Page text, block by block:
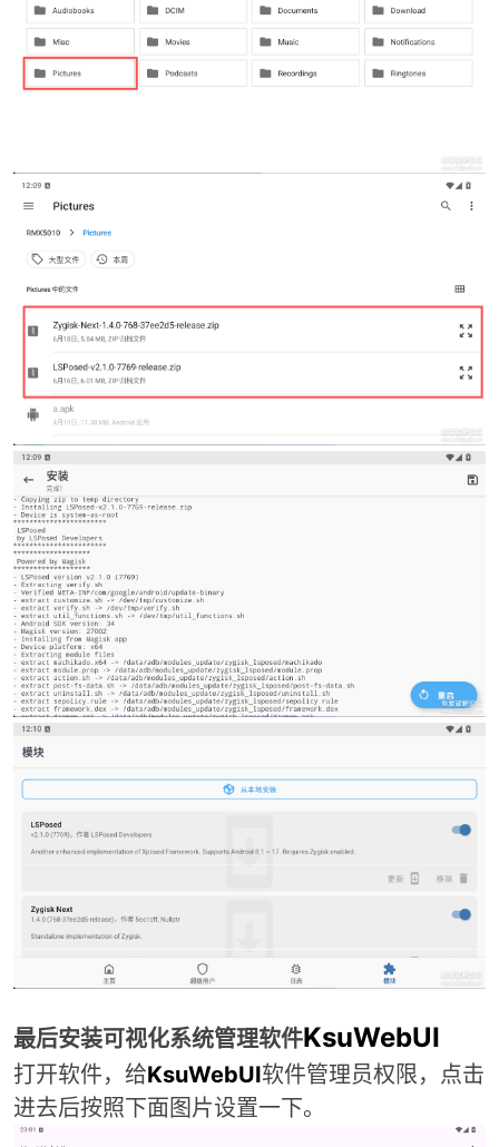
最后安装可视化系统管理软件KsuWebUI
打开软件，给KsuWebUI软件管理员权限， 点击
进去后按照下面图片设置一下。